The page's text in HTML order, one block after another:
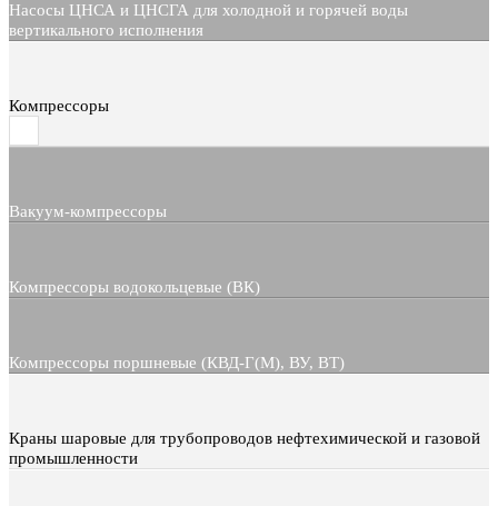
Насосы ЦНСА и ЦНСГА для холодной и горячей воды
вертикального исполнения
Компрессоры
Вакуум-компрессоры
Компрессоры водокольцевые (ВК)
Компрессоры поршневые (КВД-Г(М), ВУ, ВТ)
Краны шаровые для трубопроводов нефтехимической и газовой
промышленности